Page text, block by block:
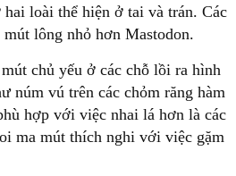
loài thể hiện ở tai và trán. Các
lông nhỏ hơn Mastodon.
chủ yếu ở các chỗ lồi ra hình
núm vú trên các chỏm răng hàm
hợp với việc nhai lá hơn là các
ma mút thích nghi với việc gặm